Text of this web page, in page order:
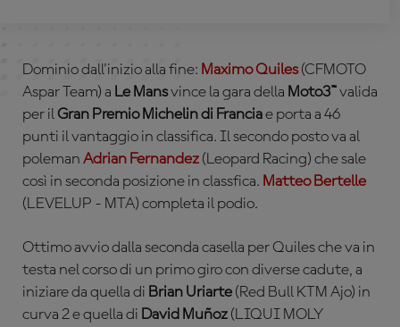
Dominio dall'inizio alla fine: Maximo Quiles (CFMOTO
Aspar Team) a Le Mansvince la gara della Moto3™valida
per il Gran Premio Michelin di Franciae porta a 46
punti il vantaggio in classifica. Il secondo posto va al
poleman Adrian Fernandez (Leopard Racing) che sale
così in seconda posizione in classfica. Matteo Bertelle
(LEVELUP - MTA) completa il podio.
Ottimo avvio dalla seconda casella per Quiles che va in
testa nel corso di un primo giro con diverse cadute, a
iniziare da quella di Brian Uriarte (Red Bull KTM Ajo) in
curva 2 e quella di David Muñoz (LIQUI MOLY